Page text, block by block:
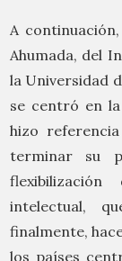
A
Ahumada, del
la Universidad
se centró en
hizo
terminar su
intelectual,
finalmente,
los países